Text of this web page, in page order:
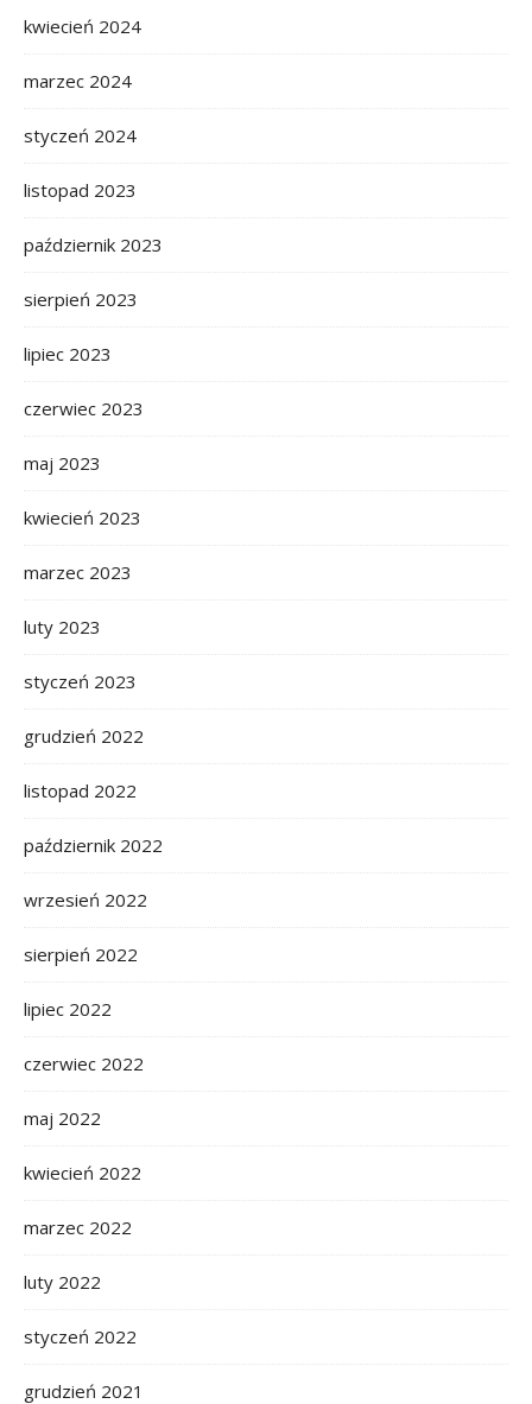
kwiecień 2024
marzec 2024
styczeń 2024
listopad 2023
październik 2023
sierpień 2023
lipiec 2023
czerwiec 2023
maj 2023
kwiecień 2023
marzec 2023
luty 2023
styczeń 2023
grudzień 2022
listopad 2022
październik 2022
wrzesień 2022
sierpień 2022
lipiec 2022
czerwiec 2022
maj 2022
kwiecień 2022
marzec 2022
luty 2022
styczeń 2022
grudzień 2021